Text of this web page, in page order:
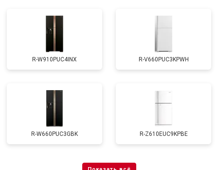
R-W910PUC4INX R-V660PUC3KPWH
R-W660PUC3GBK R-Z610EUC9KPBE